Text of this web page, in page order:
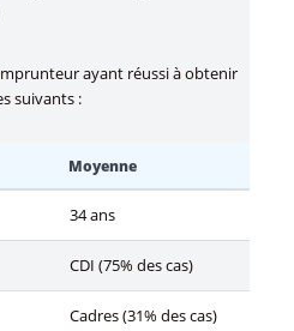
ayant réussi à obtenir
suivants :
Moyenne
34 ans
CDI (75% des cas)
Cadres (31% des cas)